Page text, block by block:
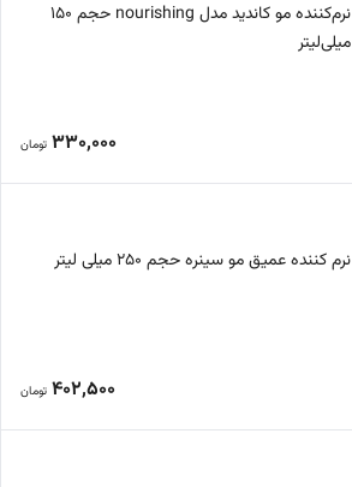
نرم‌کننده مو کاندید مدل nourishing حجم 150
میلی‌لیتر
330,000 تومان
نرم کننده عمیق مو سینره حجم 250 میلی لیتر
402,500 تومان